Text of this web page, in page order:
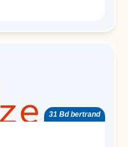
31 Bd bertrand